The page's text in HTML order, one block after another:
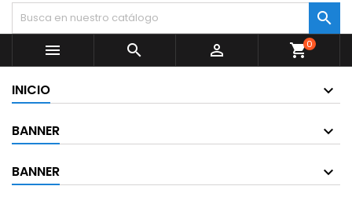


  shopping_cart0
INICIO
BANNER
BANNER